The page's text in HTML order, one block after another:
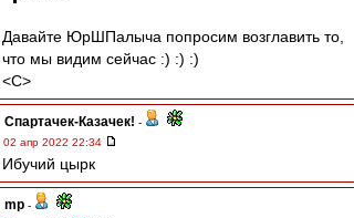
Давайте ЮрШПалыча попросим возглавить то,
что мы видим сейчас :) :) :)
<C>
Спартачек-Казачек! -
02 апр 2022 22:34
Ибучий цырк
mp -